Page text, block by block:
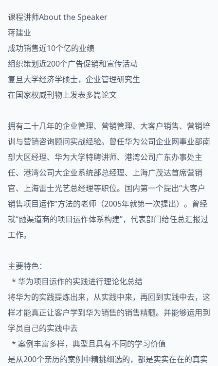
课程讲师About the Speaker
蒋建业
成功销售近10个亿的业绩
组织策划近200个广告促销和宣传活动
复旦大学经济学硕士，企业管理研究生
在国家权威刊物上发表多篇论文
拥有二十几年的企业管理、营销管理、大客户销售、营销培
训与营销咨询顾问实战经验。曾任华为公司企业网事业部南
部大区经理、华为大学特聘讲师、港湾公司广东办事处主
任、港湾公司大企业系统部总经理、上海广茂达首席营销
官、上海雷士光艺总经理等职位。国内第一个提出“大客户
销售项目运作”方法的老师（2005年就第一次提出）。曾经
就“融渠道商的项目运作体系构建”，代表部门给任总汇报过
工作。
主要特色：
* 华为项目运作的实践进行理论化总结
将华为的实践提炼出来，从实践中来，再回到实践中去，这
样才能真正让客户学到华为销售的销售精髓。并能够运用到
学员自己的实践中去
* 案例丰富多样，典型且具有不同的学习价值
是从200个亲历的案例中精挑细选的，都是实实在在的真实